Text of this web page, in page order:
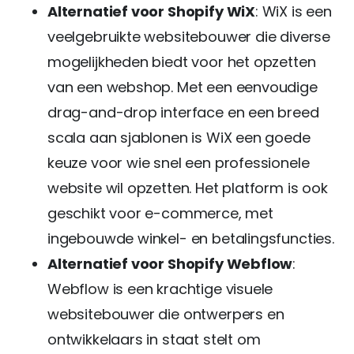
Alternatief voor Shopify WiX: WiX is een
veelgebruikte websitebouwer die diverse
mogelijkheden biedt voor het opzetten
van een webshop. Met een eenvoudige
drag-and-drop interface en een breed
scala aan sjablonen is WiX een goede
keuze voor wie snel een professionele
website wil opzetten. Het platform is ook
geschikt voor e-commerce, met
ingebouwde winkel- en betalingsfuncties.
Alternatief voor Shopify Webflow:
Webflow is een krachtige visuele
websitebouwer die ontwerpers en
ontwikkelaars in staat stelt om